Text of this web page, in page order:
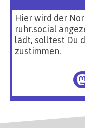
Hier wird der
ruhr.social
lädt, solltest Du
zustimmen.